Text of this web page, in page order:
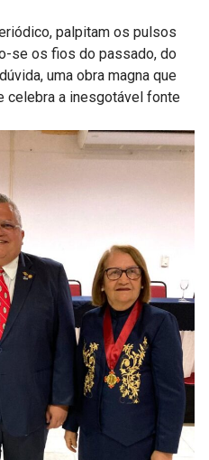
palpitam os pulsos
se os fios do passado, do
uma obra magna que
celebra a inesgotável fonte